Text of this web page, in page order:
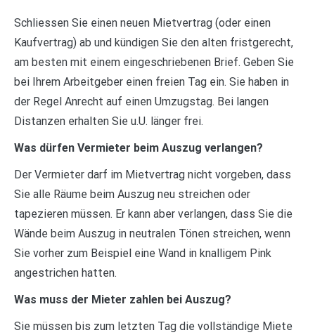
Schliessen Sie einen neuen Mietvertrag (oder einen
Kaufvertrag) ab und kündigen Sie den alten fristgerecht,
am besten mit einem eingeschriebenen Brief. Geben Sie
bei Ihrem Arbeitgeber einen freien Tag ein. Sie haben in
der Regel Anrecht auf einen Umzugstag. Bei langen
Distanzen erhalten Sie u.U. länger frei.
Was dürfen Vermieter beim Auszug verlangen?
Der Vermieter darf im Mietvertrag nicht vorgeben, dass
Sie alle Räume beim Auszug neu streichen oder
tapezieren müssen. Er kann aber verlangen, dass Sie die
Wände beim Auszug in neutralen Tönen streichen, wenn
Sie vorher zum Beispiel eine Wand in knalligem Pink
angestrichen hatten.
Was muss der Mieter zahlen bei Auszug?
Sie müssen bis zum letzten Tag die vollständige Miete